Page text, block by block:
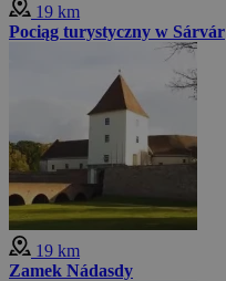
19 km
Pociąg turystyczny w Sárvár
19 km
Zamek Nádasdy